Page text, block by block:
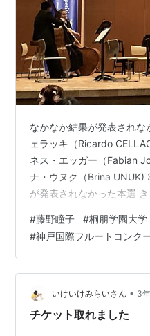
なかなか結果が発表され
ェラッキ（Ricardo
ネス・エッガー（Fabian
ナ・ウヌク（Brina UNUK)
が発表されなかった本選
い演奏が終了したのが
定だが、前後することもあ
れ、再入場券を手渡して
度の待ち時間なら、とい
れ、神戸駅周辺の100円…
#藤野瞳子 #桐朋学園大学
#神戸国際フルートコンク
いけいけみらいさん • 3
チケット取れました